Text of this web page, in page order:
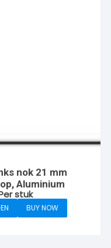
nok 21 mm
Aluminium
stuk
BUY NOW